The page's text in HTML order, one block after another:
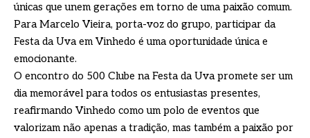
únicas que unem gerações em torno de uma paixão comum.
Para Marcelo Vieira, porta-voz do grupo, participar da
Festa da Uva em Vinhedo é uma oportunidade única e
emocionante.
O encontro do 500 Clube na Festa da Uva promete ser um
dia memorável para todos os entusiastas presentes,
reafirmando Vinhedo como um polo de eventos que
valorizam não apenas a tradição, mas também a paixão por